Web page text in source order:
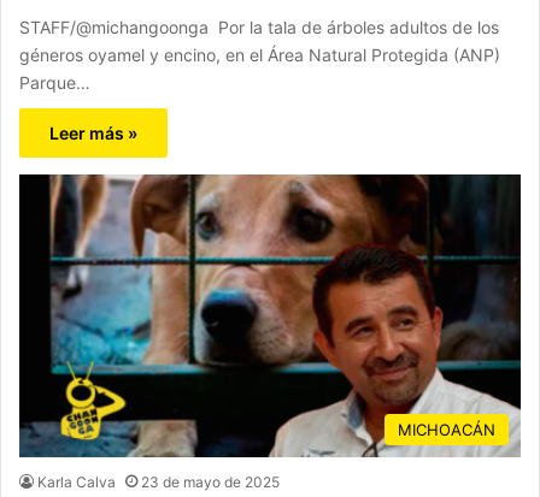
STAFF/@michangoonga Por la tala de árboles adultos de los
géneros oyamel y encino, en el Área Natural Protegida (ANP)
Parque…
Leer más »
MICHOACÁN
Karla Calva 23 de mayo de 2025